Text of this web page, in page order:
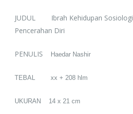
JUDUL Ibrah Kehidupan Sosiologi
Pencerahan Diri
PENULIS Haedar Nashir
TEBAL xx + 208 hlm
UKURAN 14 x 21 cm